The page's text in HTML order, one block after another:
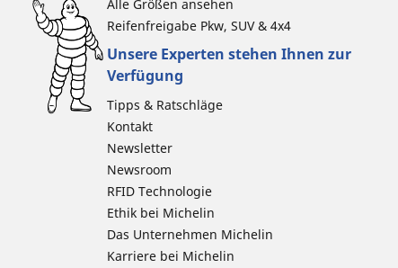
Alle Größen ansehen
Reifenfreigabe Pkw, SUV & 4x4
Unsere Experten stehen Ihnen zur
Verfügung
Tipps & Ratschläge
Kontakt
Newsletter
Newsroom
RFID Technologie
Ethik bei Michelin
Das Unternehmen Michelin
Karriere bei Michelin